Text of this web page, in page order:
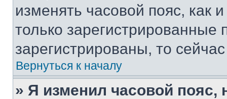
изменять часовой пояс, как
только
зарегистрированы, то
Вернуться к началу
» Я изменил часовой пояс,